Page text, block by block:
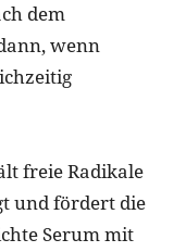
dem
wenn
freie Radikale
und fördert die
Serum mit